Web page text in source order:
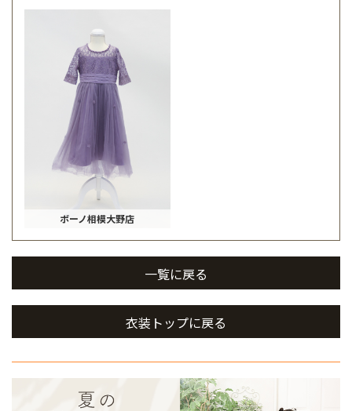
ボーノ相模大野店
一覧に戻る
衣装トップに戻る